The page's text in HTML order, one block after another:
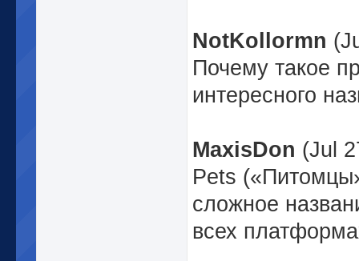
NotKollormn
Почему такое
интересного
MaxisDon (Jul
Pets
сложное
всех